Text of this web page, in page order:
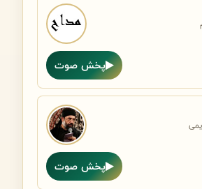
پخش صوت
پخش صوت